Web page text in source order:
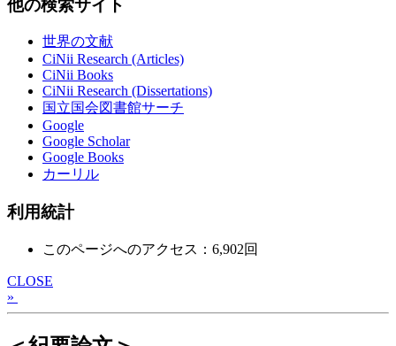
他の検索サイト
世界の文献
CiNii Research (Articles)
CiNii Books
CiNii Research (Dissertations)
国立国会図書館サーチ
Google
Google Scholar
Google Books
カーリル
利用統計
このページへのアクセス：6,902回
CLOSE
»